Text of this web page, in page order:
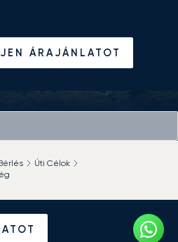
ÁRAJÁNLATOT
Úti Célok